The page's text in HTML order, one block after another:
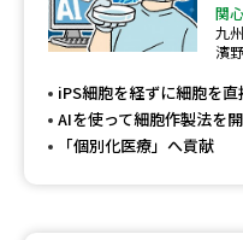
関
九
濱
iPS細胞を経ずに細胞を
AIを使って細胞作製法を
「個別化医療」へ貢献